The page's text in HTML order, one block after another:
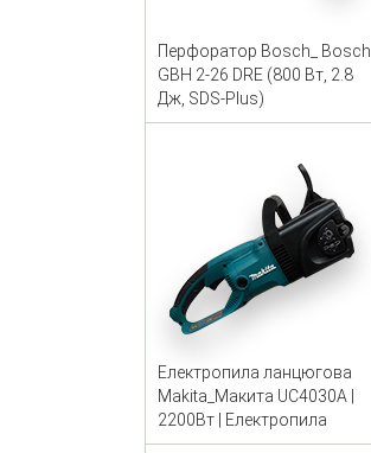
Перфоратор Bosch_ Bosch
GBH 2-26 DRE (800 Вт, 2.8
Дж, SDS-Plus)
Електропила ланцюгова
Makita_Макита UC4030A |
2200Вт | Електропила